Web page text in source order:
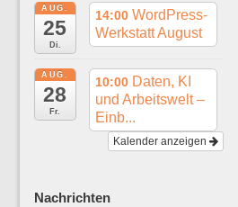
AUG.
25
Di.
14:00 WordPress-
Werkstatt August
AUG.
28
Fr.
10:00 Daten, KI
und Arbeitswelt –
Einb...
Kalender anzeigen
Nachrichten